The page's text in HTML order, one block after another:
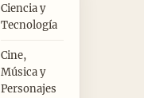
Ciencia y
Tecnología
Cine,
Música y
Personajes